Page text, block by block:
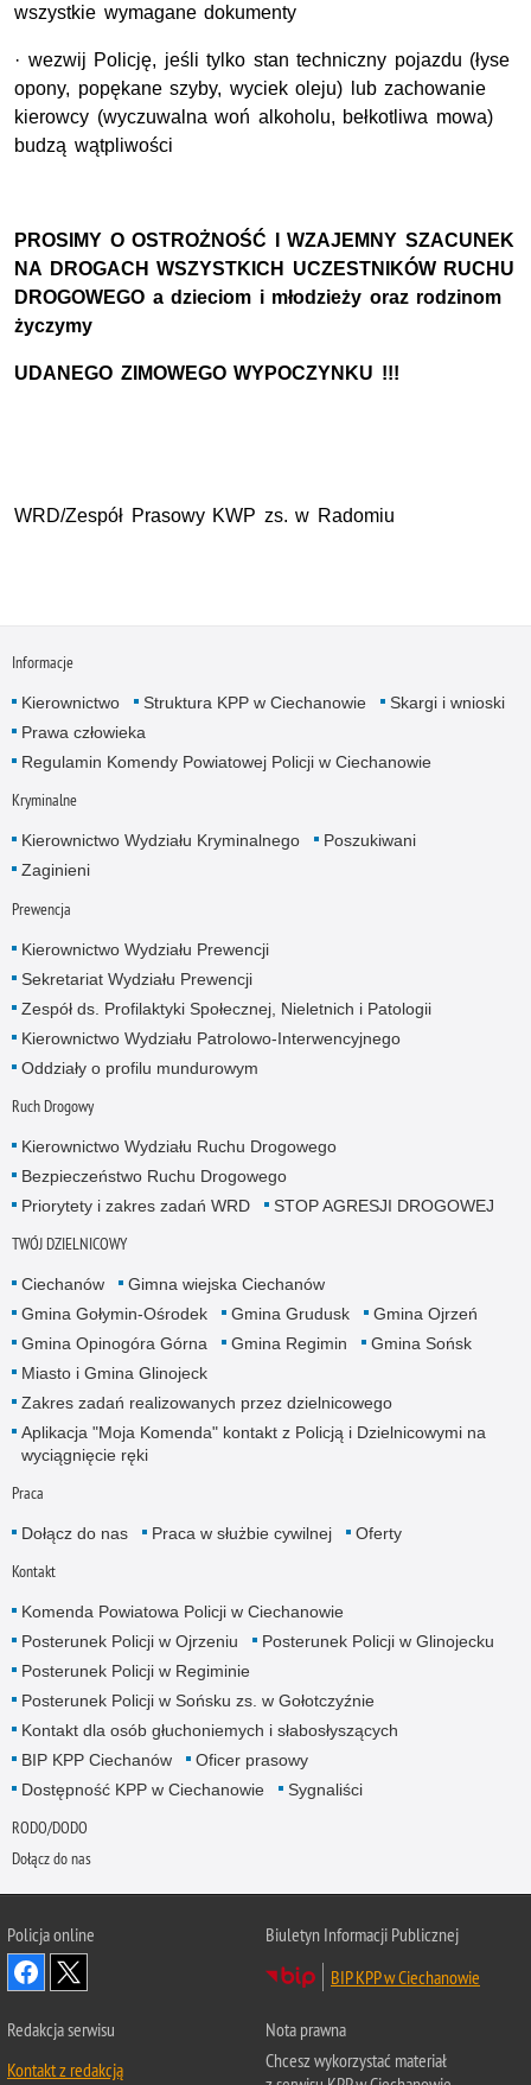
wszystkie wymagane dokumenty
· wezwij Policję, jeśli tylko stan techniczny pojazdu (łyse
opony, popękane szyby, wyciek oleju) lub zachowanie
kierowcy (wyczuwalna woń alkoholu, bełkotliwa mowa)
budzą wątpliwości
PROSIMY O OSTROŻNOŚĆ I WZAJEMNY SZACUNEK
NA DROGACH WSZYSTKICH UCZESTNIKÓW RUCHU
DROGOWEGO a dzieciom i młodzieży oraz rodzinom
życzymy
UDANEGO ZIMOWEGO WYPOCZYNKU !!!
WRD/Zespół Prasowy KWP zs. w Radomiu
Informacje
Kierownictwo Struktura KPP w Ciechanowie
Skargi i wnioski
Prawa człowieka
Regulamin Komendy Powiatowej Policji w Ciechanowie
Kryminalne
Kierownictwo Wydziału Kryminalnego
Poszukiwani
Zaginieni
Prewencja
Kierownictwo Wydziału Prewencji
Sekretariat Wydziału Prewencji
Zespół ds. Profilaktyki Społecznej, Nieletnich i Patologii
Kierownictwo Wydziału Patrolowo-Interwencyjnego
Oddziały o profilu mundurowym
Ruch Drogowy
Kierownictwo Wydziału Ruchu Drogowego
Bezpieczeństwo Ruchu Drogowego
Priorytety i zakres zadań WRD
STOP AGRESJI DROGOWEJ
TWÓJ DZIELNICOWY
Ciechanów
Gimna wiejska Ciechanów
Gmina Gołymin-Ośrodek
Gmina Grudusk
Gmina Ojrzeń
Gmina Opinogóra Górna
Gmina Regimin
Gmina Sońsk
Miasto i Gmina Glinojeck
Zakres zadań realizowanych przez dzielnicowego
Aplikacja "Moja Komenda" kontakt z Policją i Dzielnicowymi na
wyciągnięcie ręki
Praca
Dołącz do nas Praca w służbie cywilnej Oferty
Kontakt
Komenda Powiatowa Policji w Ciechanowie
Posterunek Policji w Ojrzeniu
Posterunek Policji w Glinojecku
Posterunek Policji w Regiminie
Posterunek Policji w Sońsku zs. w Gołotczyźnie
Kontakt dla osób głuchoniemych i słabosłyszących
BIP KPP Ciechanów
Oficer prasowy
Dostępność KPP w Ciechanowie
Sygnaliści
RODO/DODO
Dołącz do nas
Policja online
Biuletyn Informacji Publicznej
BIP KPP w Ciechanowie
Redakcja serwisu
Kontakt z redakcją
Nota prawna
Chcesz wykorzystać materiał